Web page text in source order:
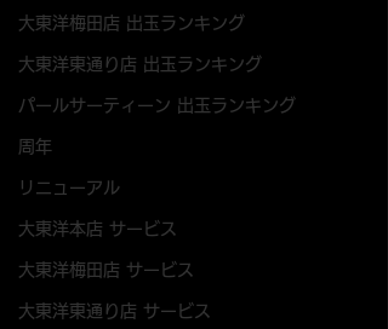
大東洋梅田店 出玉ランキング
大東洋東通り店 出玉ランキング
パールサーティーン 出玉ランキング
周年
リニューアル
大東洋本店 サービス
大東洋梅田店 サービス
大東洋東通り店 サービス